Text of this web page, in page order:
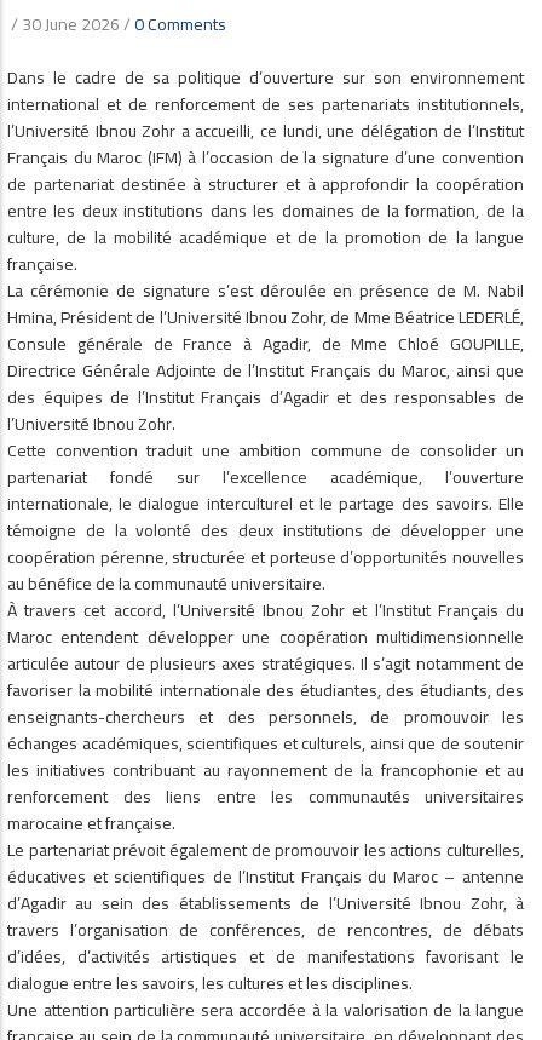
/30 June 2026/0 Comments
Dans le cadre de sa politique d’ouverture sur son environnement
international et de renforcement de ses partenariats institutionnels,
l’Université Ibnou Zohr a accueilli, ce lundi, une délégation de l’Institut
Français du Maroc (IFM) à l’occasion de la signature d’une convention
de partenariat destinée à structurer et à approfondir la coopération
entre les deux institutions dans les domaines de la formation, de la
culture, de la mobilité académique et de la promotion de la langue
française.
La cérémonie de signature s’est déroulée en présence de M. Nabil
Hmina, Président de l’Université Ibnou Zohr, de Mme Béatrice LEDERLÉ,
Consule générale de France à Agadir, de Mme Chloé GOUPILLE,
Directrice Générale Adjointe de l’Institut Français du Maroc, ainsi que
des équipes de l’Institut Français d’Agadir et des responsables de
l’Université Ibnou Zohr.
Cette convention traduit une ambition commune de consolider un
partenariat fondé sur l’excellence académique, l’ouverture
internationale, le dialogue interculturel et le partage des savoirs. Elle
témoigne de la volonté des deux institutions de développer une
coopération pérenne, structurée et porteuse d’opportunités nouvelles
au bénéfice de la communauté universitaire.
À travers cet accord, l’Université Ibnou Zohr et l’Institut Français du
Maroc entendent développer une coopération multidimensionnelle
articulée autour de plusieurs axes stratégiques. Il s’agit notamment de
favoriser la mobilité internationale des étudiantes, des étudiants, des
enseignants-chercheurs et des personnels, de promouvoir les
échanges académiques, scientifiques et culturels, ainsi que de soutenir
les initiatives contribuant au rayonnement de la francophonie et au
renforcement des liens entre les communautés universitaires
marocaine et française.
Le partenariat prévoit également de promouvoir les actions culturelles,
éducatives et scientifiques de l’Institut Français du Maroc – antenne
d’Agadir au sein des établissements de l’Université Ibnou Zohr, à
travers l’organisation de conférences, de rencontres, de débats
d’idées, d’activités artistiques et de manifestations favorisant le
dialogue entre les savoirs, les cultures et les disciplines.
Une attention particulière sera accordée à la valorisation de la langue